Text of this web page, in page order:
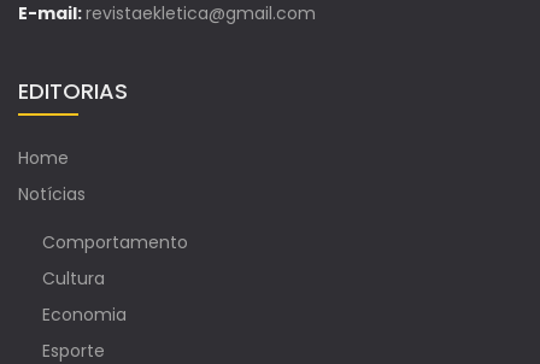
E-mail:revistaekletica@gmail.com
EDITORIAS
Home
Notícias
Comportamento
Cultura
Economia
Esporte